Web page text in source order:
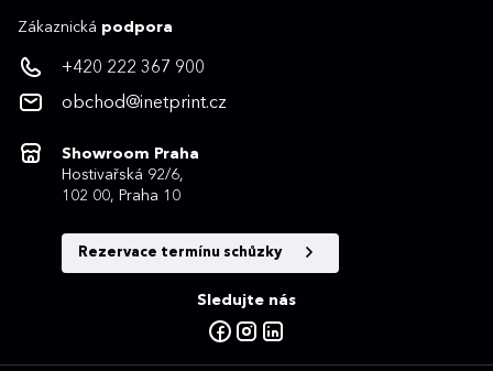
Zákaznická podpora
+420 222 367 900
obchod@inetprint.cz
Showroom Praha
Hostivařská 92/6,
102 00, Praha 10
Rezervace termínu schůzky
Sledujte nás